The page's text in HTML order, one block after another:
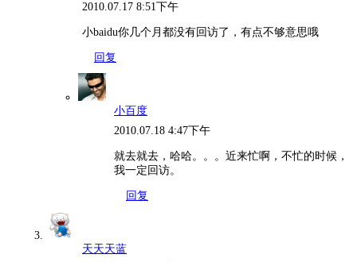
2010.07.17 8:51下午
小baidu你几个月都没有回访了，有点不够意思哦
回复
小百度
2010.07.18 4:47下午
就去就去，哈哈。。。近来忙啊，不忙的时候，
我一定回访。
回复
天天天蓝